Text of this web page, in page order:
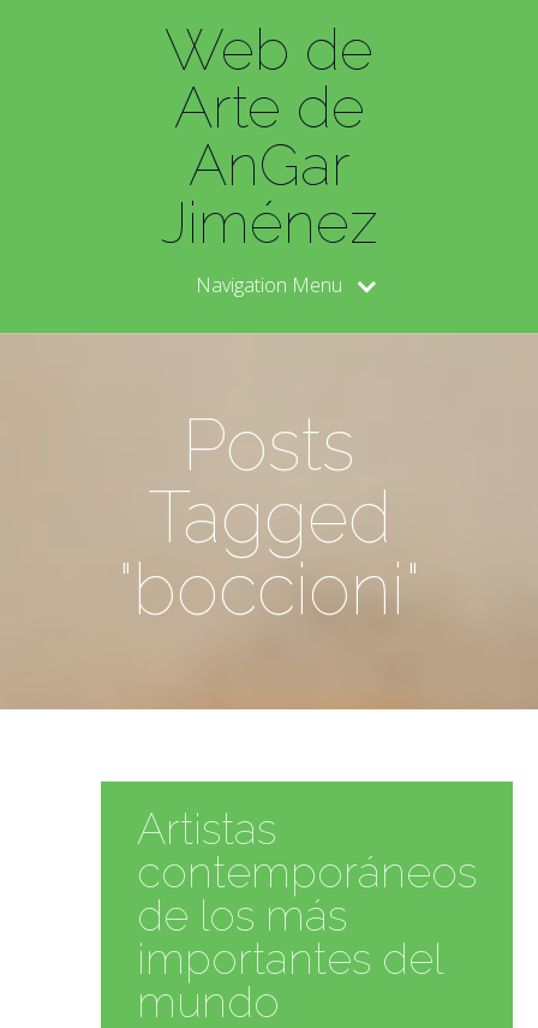
Web de
Arte de
AnGar
Jiménez
Navigation Menu
Posts
Tagged
"boccioni"
Artistas
contemporáneos
de los más
importantes del
mundo